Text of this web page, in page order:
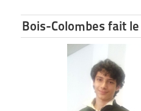
Bois-Colombes fait